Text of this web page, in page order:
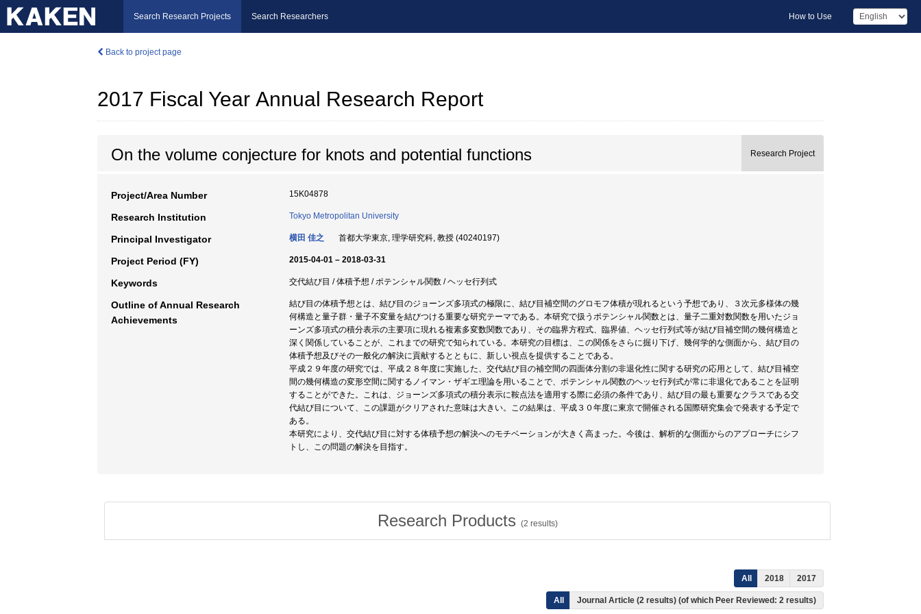
Search Research Projects Search Researchers How to Use
Back to project page
2017 Fiscal Year Annual Research Report
On the volume conjecture for knots and potential functions Research Project
Project/Area Number 15K04878
Research Institution Tokyo Metropolitan University
Principal Investigator 横田 佳之 首都大学東京, 理学研究科, 教授 (40240197)
Project Period (FY) 2015-04-01 – 2018-03-31
Keywords 交代結び目 / 体積予想 / ポテンシャル関数 / ヘッセ行列式
Outline of Annual Research
Achievements
結び目の体積予想とは、結び目のジョーンズ多項式の極限に、結び目補空間のグロモフ体積が現れるという予想であり、３次元多様体の幾
何構造と量子群・量子不変量を結びつける重要な研究テーマである。本研究で扱うポテンシャル関数とは、量子二重対数関数を用いたジョ
ーンズ多項式の積分表示の主要項に現れる複素多変数関数であり、その臨界方程式、臨界値、ヘッセ行列式等が結び目補空間の幾何構造と
深く関係していることが、これまでの研究で知られている。本研究の目標は、この関係をさらに掘り下げ、幾何学的な側面から、結び目の
体積予想及びその一般化の解決に貢献するとともに、新しい視点を提供することである。
平成２９年度の研究では、平成２８年度に実施した、交代結び目の補空間の四面体分割の非退化性に関する研究の応用として、結び目補空
間の幾何構造の変形空間に関するノイマン・ザギエ理論を用いることで、ポテンシャル関数のヘッセ行列式が常に非退化であることを証明
することができた。これは、ジョーンズ多項式の積分表示に鞍点法を適用する際に必須の条件であり、結び目の最も重要なクラスである交
代結び目について、この課題がクリアされた意味は大きい。この結果は、平成３０年度に東京で開催される国際研究集会で発表する予定で
ある。
本研究により、交代結び目に対する体積予想の解決へのモチベーションが大きく高まった。今後は、解析的な側面からのアプローチにシフ
トし、この問題の解決を目指す。
Research Products (2 results)
All 2018 2017
All Journal Article (2 results) (of which Peer Reviewed: 2 results)